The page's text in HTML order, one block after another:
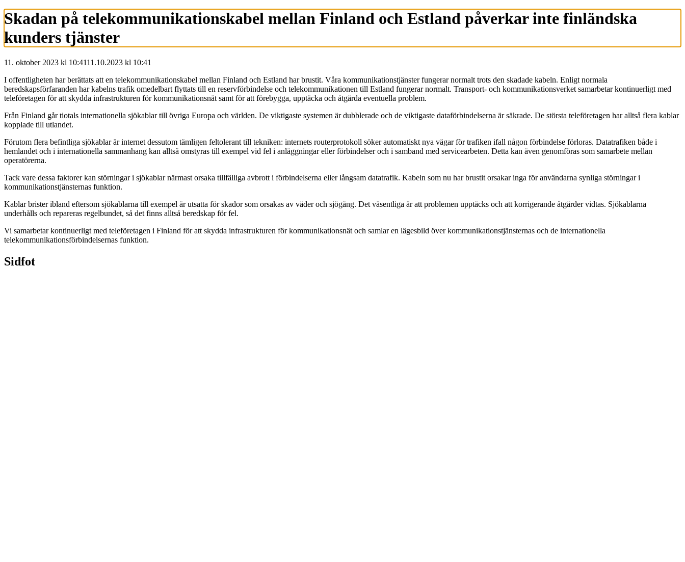
Skadan på telekommunikationskabel mellan Finland och Estland påverkar inte finländska
kunders tjänster
11. oktober 2023 kl 10:4111.10.2023 kl 10:41
I offentligheten har berättats att en telekommunikationskabel mellan Finland och Estland har brustit. Våra kommunikationstjänster fungerar normalt trots den skadade kabeln. Enligt normala
beredskapsförfaranden har kabelns trafik omedelbart flyttats till en reservförbindelse och telekommunikationen till Estland fungerar normalt. Transport- och kommunikationsverket samarbetar kontinuerligt med
teleföretagen för att skydda infrastrukturen för kommunikationsnät samt för att förebygga, upptäcka och åtgärda eventuella problem.
Från Finland går tiotals internationella sjökablar till övriga Europa och världen. De viktigaste systemen är dubblerade och de viktigaste dataförbindelserna är säkrade. De största teleföretagen har alltså flera kablar
kopplade till utlandet.
Förutom flera befintliga sjökablar är internet dessutom tämligen feltolerant till tekniken: internets routerprotokoll söker automatiskt nya vägar för trafiken ifall någon förbindelse förloras. Datatrafiken både i
hemlandet och i internationella sammanhang kan alltså omstyras till exempel vid fel i anläggningar eller förbindelser och i samband med servicearbeten. Detta kan även genomföras som samarbete mellan
operatörerna.
Tack vare dessa faktorer kan störningar i sjökablar närmast orsaka tillfälliga avbrott i förbindelserna eller långsam datatrafik. Kabeln som nu har brustit orsakar inga för användarna synliga störningar i
kommunikationstjänsternas funktion.
Kablar brister ibland eftersom sjökablarna till exempel är utsatta för skador som orsakas av väder och sjögång. Det väsentliga är att problemen upptäcks och att korrigerande åtgärder vidtas. Sjökablarna
underhålls och repareras regelbundet, så det finns alltså beredskap för fel.
Vi samarbetar kontinuerligt med teleföretagen i Finland för att skydda infrastrukturen för kommunikationsnät och samlar en lägesbild över kommunikationstjänsternas och de internationella
telekommunikationsförbindelsernas funktion.
Sidfot